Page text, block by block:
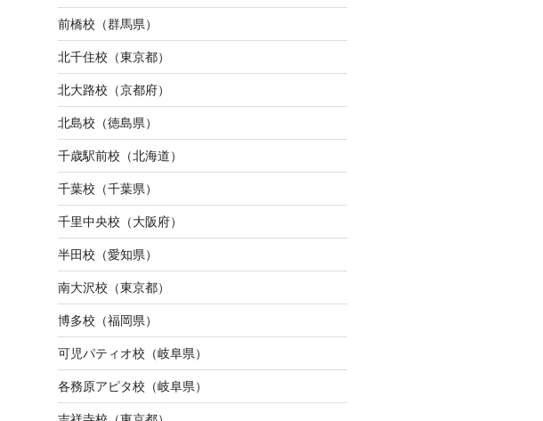
前橋校（群馬県）
北千住校（東京都）
北大路校（京都府）
北島校（徳島県）
千歳駅前校（北海道）
千葉校（千葉県）
千里中央校（大阪府）
半田校（愛知県）
南大沢校（東京都）
博多校（福岡県）
可児パティオ校（岐阜県）
各務原アピタ校（岐阜県）